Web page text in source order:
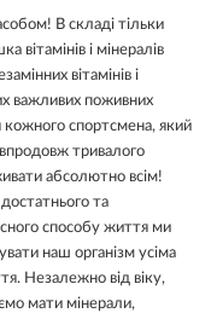
В складі тільки
і мінералів
вітамінів і
важливих поживних
спортсмена, який
тривалого
абсолютно всім!
та
способу життя ми
наш організм усіма
Незалежно від віку,
мати мінерали,